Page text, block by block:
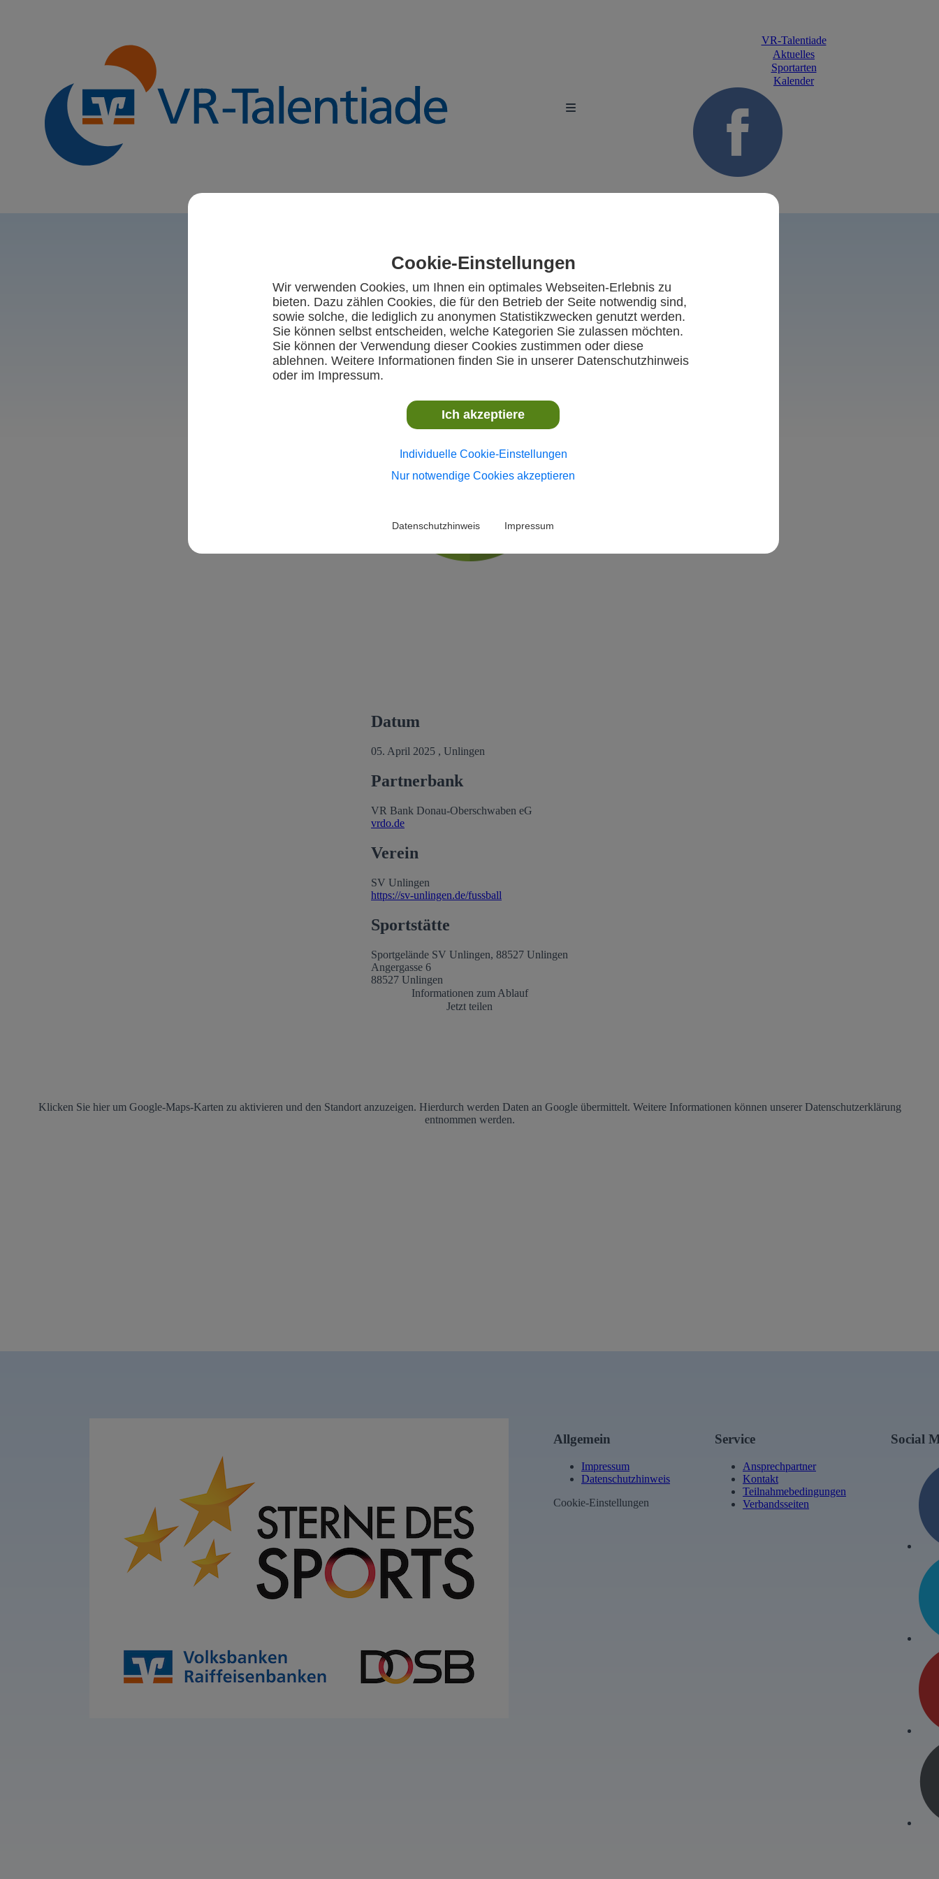
Cookie-Einstellungen
Wir verwenden Cookies, um Ihnen ein optimales Webseiten-Erlebnis zu
bieten. Dazu zählen Cookies, die für den Betrieb der Seite notwendig sind,
sowie solche, die lediglich zu anonymen Statistikzwecken genutzt werden.
Sie können selbst entscheiden, welche Kategorien Sie zulassen möchten.
Sie können der Verwendung dieser Cookies zustimmen oder diese
ablehnen. Weitere Informationen finden Sie in unserer Datenschutzhinweis
oder im Impressum.
Ich akzeptiere
Individuelle Cookie-Einstellungen
Nur notwendige Cookies akzeptieren
Datenschutzhinweis Impressum
VR-Talentiade
Aktuelles
Sportarten
Kalender
VR-Talentiade-Sichtung (gemischt)
Samstag, 05. April 2025, 09:00 Uhr, Unlingen
Datum
05. April 2025 , Unlingen
Partnerbank
VR Bank Donau-Oberschwaben eG
vrdo.de
Verein
SV Unlingen
https://sv-unlingen.de/fussball
Sportstätte
Sportgelände SV Unlingen, 88527 Unlingen
Angergasse 6
88527 Unlingen
Informationen zum Ablauf
Jetzt teilen
Klicken Sie hier um Google-Maps-Karten zu aktivieren und den Standort anzuzeigen. Hierdurch werden Daten an Google übermittelt. Weitere Informationen können unserer Datenschutzerklärung
entnommen werden.
Allgemein
Impressum
Datenschutzhinweis
Cookie-Einstellungen
Service
Ansprechpartner
Kontakt
Teilnahmebedingungen
Verbandsseiten
Social